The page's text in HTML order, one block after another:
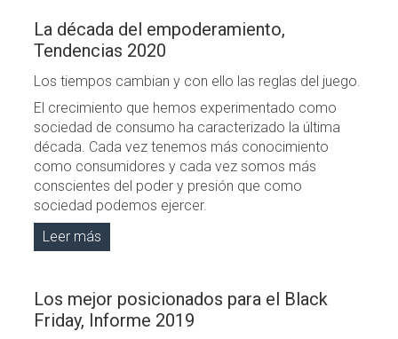
La década del empoderamiento,
Tendencias 2020
Los tiempos cambian y con ello las reglas del juego.
El crecimiento que hemos experimentado como
sociedad de consumo ha caracterizado la última
década. Cada vez tenemos más conocimiento
como consumidores y cada vez somos más
conscientes del poder y presión que como
sociedad podemos ejercer.
Leer más
Los mejor posicionados para el Black
Friday, Informe 2019